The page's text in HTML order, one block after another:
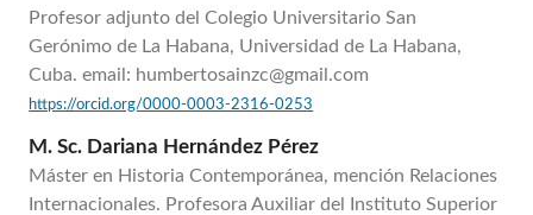
Profesor adjunto del Colegio Universitario San
Gerónimo de La Habana, Universidad de La Habana,
Cuba. email: humbertosainzc@gmail.com
https://orcid.org/0000-0003-2316-0253
M. Sc. Dariana Hernández Pérez
Máster en Historia Contemporánea, mención Relaciones
Internacionales. Profesora Auxiliar del Instituto Superior